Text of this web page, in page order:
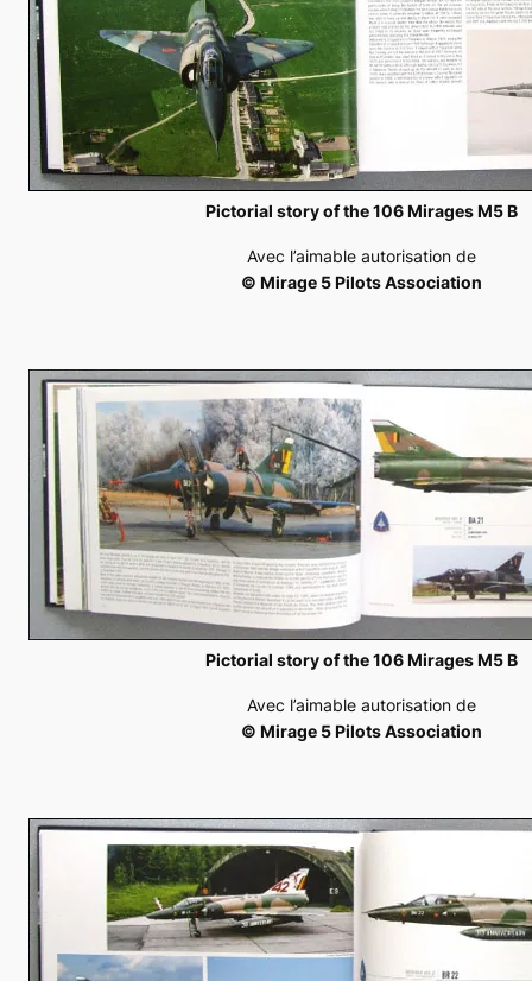
Pictorial story of the 106 Mirages M5 B
Avec l’aimable autorisation de
© Mirage 5 Pilots Association
Pictorial story of the 106 Mirages M5 B
Avec l’aimable autorisation de
© Mirage 5 Pilots Association